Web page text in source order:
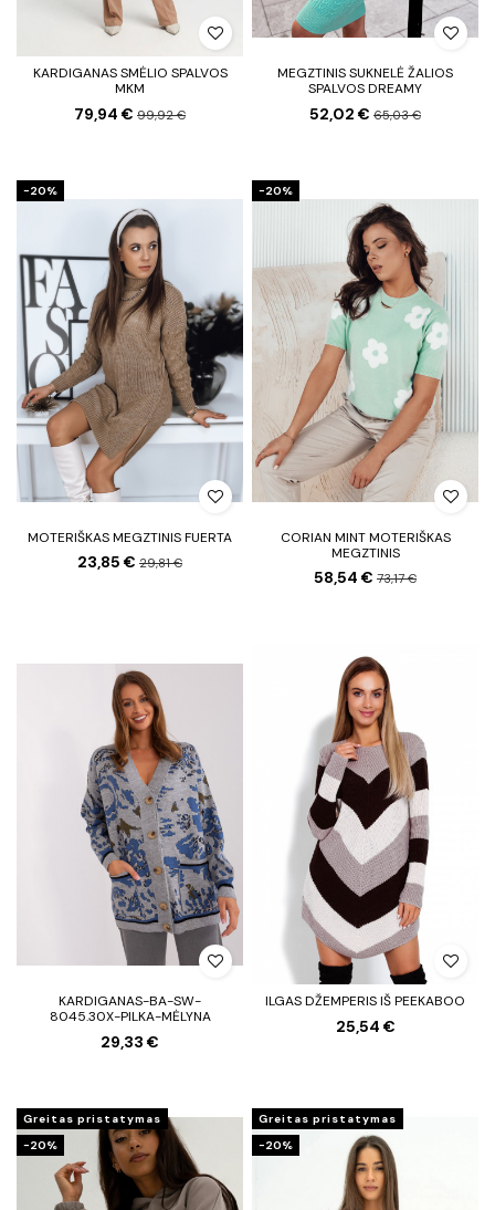
KARDIGANAS SMĖLIO SPALVOS
MKM
79,94 € 99,92 €
MEGZTINIS SUKNELĖ ŽALIOS
SPALVOS DREAMY
52,02 € 65,03 €
−20%
MOTERIŠKAS MEGZTINIS FUERTA
23,85 € 29,81 €
−20%
CORIAN MINT MOTERIŠKAS
MEGZTINIS
58,54 € 73,17 €
KARDIGANAS-BA-SW-
8045.30X-PILKA-MĖLYNA
29,33 €
ILGAS DŽEMPERIS IŠ PEEKABOO
25,54 €
Greitas pristatymas
−20%
Greitas pristatymas
−20%